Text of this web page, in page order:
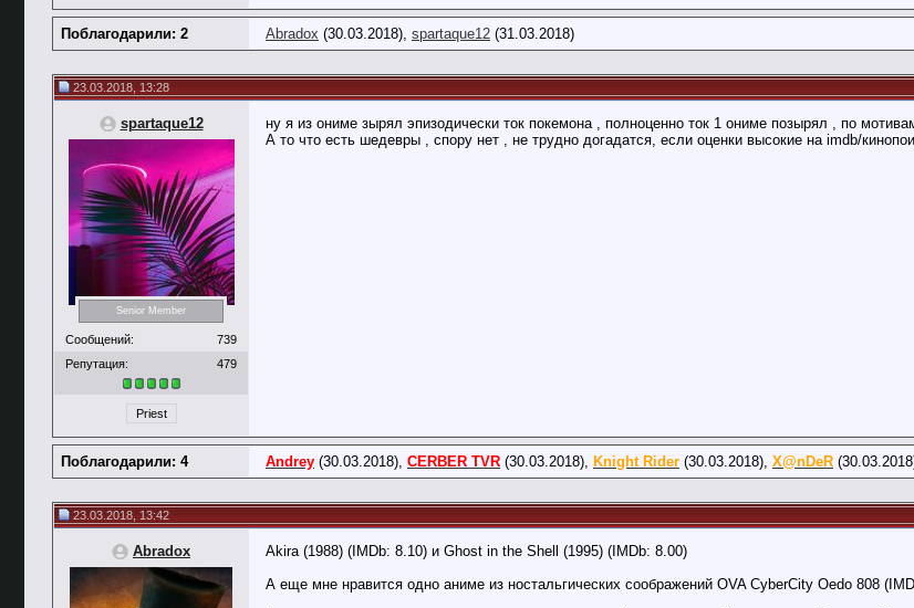
Поблагодарили: 2 Abradox (30.03.2018), spartaque12 (31.03.2018)
23.03.2018, 13:28
spartaque12
Senior Member
Сообщений:
739
Репутация:
479
Priest
ну я из ониме зырял эпизодически ток покемона , полноценно ток 1 ониме позырял , по
А то что есть шедевры , спору нет , не трудно догадатся, если оценки высокие на imdb/
Поблагодарили: 4 Andrey (30.03.2018), CERBER TVR (30.03.2018), Knight Rider (30.03.2018), X@nDeR
23.03.2018, 13:42
Abradox
Akira (1988) (IMDb: 8.10) и Ghost in the Shell (1995) (IMDb: 8.00)
А еще мне нравится одно аниме из ностальгических соображений OVA CyberCity Oedo 808